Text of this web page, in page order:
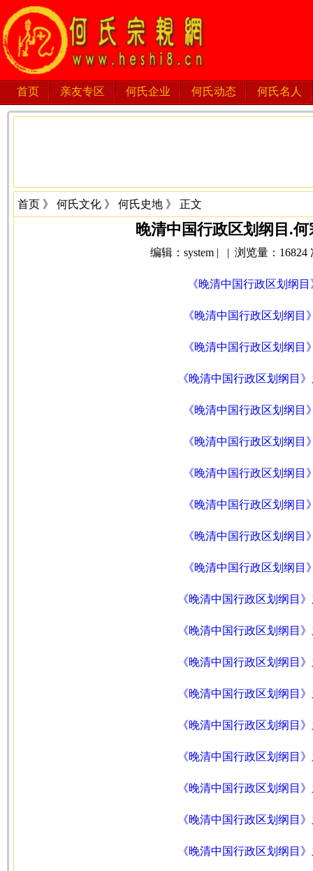
首页 亲友专区 何氏企业 何氏动态 何氏名人
首页 》 何氏文化 》 何氏史地 》 正文
晚清中国行政区划纲目.
编辑：system | | 浏览量：16824
《晚清中国行政区划纲
《晚清中国行政区划纲目
《晚清中国行政区划纲目
《晚清中国行政区划纲目
《晚清中国行政区划纲目
《晚清中国行政区划纲目
《晚清中国行政区划纲目
《晚清中国行政区划纲目
《晚清中国行政区划纲目
《晚清中国行政区划纲目
《晚清中国行政区划纲目
《晚清中国行政区划纲目
《晚清中国行政区划纲目
《晚清中国行政区划纲目
《晚清中国行政区划纲目
《晚清中国行政区划纲目
《晚清中国行政区划纲目
《晚清中国行政区划纲目
《晚清中国行政区划纲目